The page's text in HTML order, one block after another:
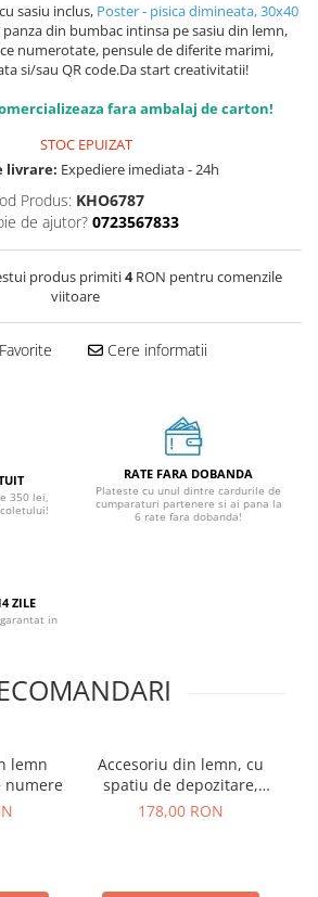
sasiu inclus, Poster - pisica dimineata, 30x40
din bumbac intinsa pe sasiu din lemn,
numerotate, pensule de diferite marimi,
si/sau QR code.Da start creativitatii!
fara ambalaj de carton!
STOC EPUIZAT
livrare: Expediere imediata - 24h
Produs: KHO6787
de ajutor? 0723567833
produs primiti4RON pentru comenzile
viitoare
Cere informatii
350 lei,
RATE FARA DOBANDA
Plateste cu unul dintre cardurile de
cumparaturi partenere si ai pana la
6 rate fara dobanda!
ZILE
in
lemn
numere
Accesoriu din lemn, cu
spatiu de depozitare,
pentru picturile pe
178,00 RON